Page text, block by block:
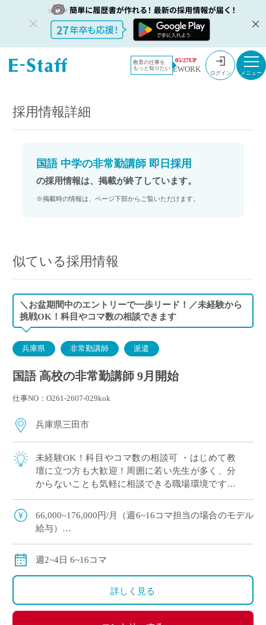
教育の仕事を
もっと知りたい
05/27UP
EWORK ログイン
教員採用情
報のイー・
採用情報
国語 中学の非常勤講師 即日採用
採用情報詳細
国語 中学の非常勤講師 即日採用
の採用情報は、掲載が終了しています。
※掲載時の情報は、ページ下部からご覧いただけます。
似ている採用情報
＼お盆期間中のエントリーで一歩リード！／未経験から
挑戦OK！科目やコマ数の相談できます
兵庫県 非常勤講師 派遣
国語 高校の非常勤講師 9月開始
仕事NO：O261-2607-029kok
兵庫県三田市
未経験OK！科目やコマ数の相談可 ・はじめて教
壇に立つ方も大歓迎！周囲に若い先生が多く、分
からないことも気軽に相談できる職場環境です。
も大歓迎！ご自身の得意やペースに合わせ […]
66,000~176,000円/月（週6~16コマ担当の場合のモデル
給与）
週2~4日 6~16コマ
詳しく見る